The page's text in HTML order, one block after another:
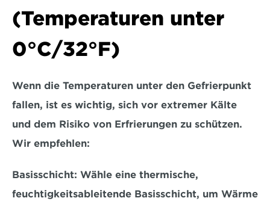
(Temperaturen unter
0°C/32°F)
Wenn die Temperaturen unter den Gefrierpunkt
fallen, ist es wichtig, sich vor extremer Kälte
und dem Risiko von Erfrierungen zu schützen.
Wir empfehlen:
Basisschicht:
feuchtigkeitsableitende Basisschicht, um Wärme